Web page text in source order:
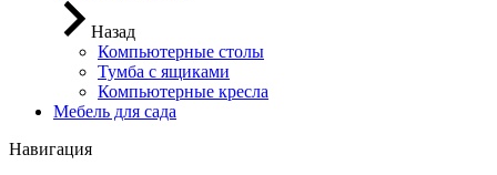
Назад
Компьютерные столы
Тумба с ящиками
Компьютерные кресла
Мебель для сада
Навигация